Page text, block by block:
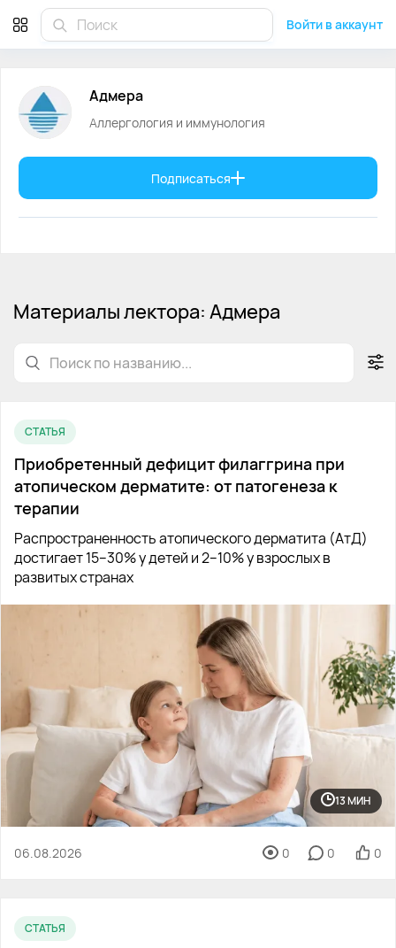
Войти в аккаунт
Адмера
Аллергология и иммунология
Подписаться
Материалы лектора: Адмера
СТАТЬЯ
Приобретенный дефицит филаггрина при
атопическом дерматите: от патогенеза к
терапии
Распространенность атопического дерматита (АтД)
достигает 15–30% у детей и 2–10% у взрослых в
развитых странах
13 МИН
06.08.2026 0 0 0
СТАТЬЯ
Адмера аллерголог и иммунолог